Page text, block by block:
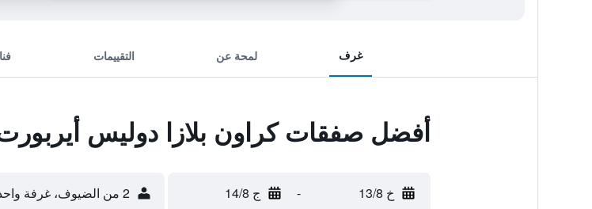
غرف لمحة عن التقييمات
أفضل صفقات كراون بلازا دوليس
خ 13/8 - ج 14/8 2 من الضيوف، غرفة واحدة